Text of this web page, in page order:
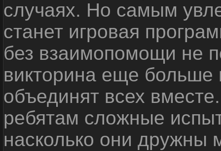
случаях. Но самым
станет игровая
без взаимопомощи не
викторина еще
объединят всех
ребятам сложные
насколько они дружны